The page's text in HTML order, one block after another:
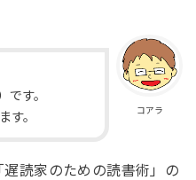
コアラ
です。
す。
読家のための読書術」の